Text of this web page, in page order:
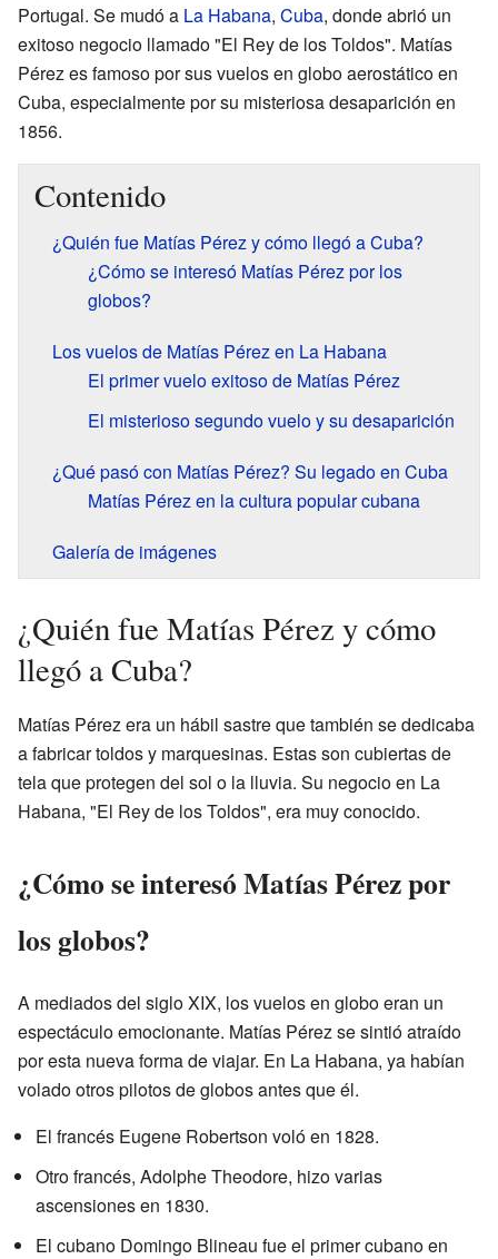
Portugal. Se mudó a La Habana, Cuba, donde abrió un
exitoso negocio llamado "El Rey de los Toldos". Matías
Pérez es famoso por sus vuelos en globo aerostático en
Cuba, especialmente por su misteriosa desaparición en
1856.
Contenido
¿Quién fue Matías Pérez y cómo llegó a Cuba?
¿Cómo se interesó Matías Pérez por los
globos?
Los vuelos de Matías Pérez en La Habana
El primer vuelo exitoso de Matías Pérez
El misterioso segundo vuelo y su desaparición
¿Qué pasó con Matías Pérez? Su legado en Cuba
Matías Pérez en la cultura popular cubana
Galería de imágenes
¿Quién fue Matías Pérez y cómo
llegó a Cuba?
Matías Pérez era un hábil sastre que también se dedicaba
a fabricar toldos y marquesinas. Estas son cubiertas de
tela que protegen del sol o la lluvia. Su negocio en La
Habana, "El Rey de los Toldos", era muy conocido.
¿Cómo se interesó Matías Pérez por
los globos?
A mediados del siglo XIX, los vuelos en globo eran un
espectáculo emocionante. Matías Pérez se sintió atraído
por esta nueva forma de viajar. En La Habana, ya habían
volado otros pilotos de globos antes que él.
El francés Eugene Robertson voló en 1828.
Otro francés, Adolphe Theodore, hizo varias
ascensiones en 1830.
El cubano Domingo Blineau fue el primer cubano en